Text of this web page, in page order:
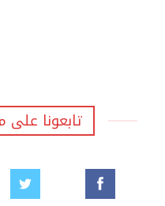
تابعونا على